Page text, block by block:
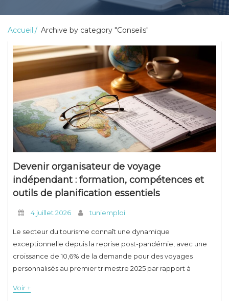
Employeur
Conseils
Accueil Archive by category "Conseils"
Devenir organisateur de voyage
indépendant : formation, compétences et
outils de planification essentiels
4 juillet 2026 tuniemploi
Le secteur du tourisme connaît une dynamique
exceptionnelle depuis la reprise post-pandémie, avec une
croissance de 10,6% de la demande pour des voyages
personnalisés au premier trimestre 2025 par rapport à
opportunités pour
Voir +